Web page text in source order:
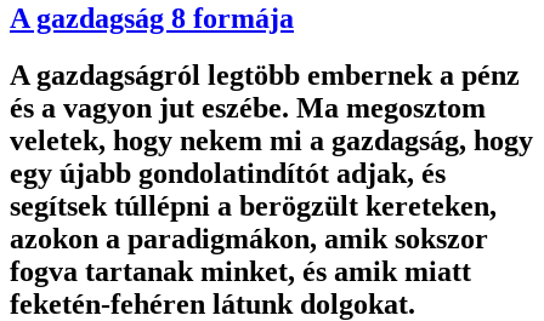
A gazdagság 8 formája
A gazdagságról legtöbb embernek a pénz
és a vagyon jut eszébe. Ma megosztom
veletek, hogy nekem mi a gazdagság, hogy
egy újabb gondolatindítót adjak, és
segítsek túllépni a berögzült kereteken,
azokon a paradigmákon, amik sokszor
fogva tartanak minket, és amik miatt
feketén-fehéren látunk dolgokat.